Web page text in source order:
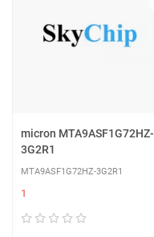
micron MTA9ASF1G72HZ-
3G2R1
MTA9ASF1G72HZ-3G2R1
1